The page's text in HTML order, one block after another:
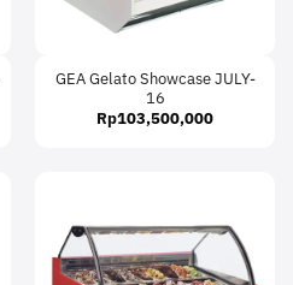
GEA Gelato Showcase JULY-
16
Rp103,500,000